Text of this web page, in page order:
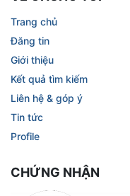
Trang chủ
Đăng tin
Giới thiệu
Kết quả tìm kiếm
Liên hệ & góp ý
Tin tức
Profile
CHỨNG NHẬN